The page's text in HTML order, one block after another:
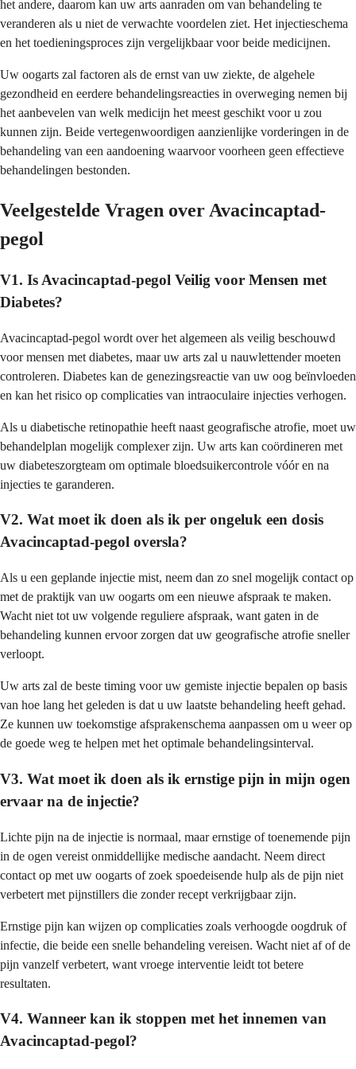
het andere, daarom kan uw arts aanraden om van behandeling te
veranderen als u niet de verwachte voordelen ziet. Het injectieschema
en het toedieningsproces zijn vergelijkbaar voor beide medicijnen.
Uw oogarts zal factoren als de ernst van uw ziekte, de algehele
gezondheid en eerdere behandelingsreacties in overweging nemen bij
het aanbevelen van welk medicijn het meest geschikt voor u zou
kunnen zijn. Beide vertegenwoordigen aanzienlijke vorderingen in de
behandeling van een aandoening waarvoor voorheen geen effectieve
behandelingen bestonden.
Veelgestelde Vragen over Avacincaptad-
pegol
V1. Is Avacincaptad-pegol Veilig voor Mensen met
Diabetes?
Avacincaptad-pegol wordt over het algemeen als veilig beschouwd
voor mensen met diabetes, maar uw arts zal u nauwlettender moeten
controleren. Diabetes kan de genezingsreactie van uw oog beïnvloeden
en kan het risico op complicaties van intraoculaire injecties verhogen.
Als u diabetische retinopathie heeft naast geografische atrofie, moet uw
behandelplan mogelijk complexer zijn. Uw arts kan coördineren met
uw diabeteszorgteam om optimale bloedsuikercontrole vóór en na
injecties te garanderen.
V2. Wat moet ik doen als ik per ongeluk een dosis
Avacincaptad-pegol oversla?
Als u een geplande injectie mist, neem dan zo snel mogelijk contact op
met de praktijk van uw oogarts om een nieuwe afspraak te maken.
Wacht niet tot uw volgende reguliere afspraak, want gaten in de
behandeling kunnen ervoor zorgen dat uw geografische atrofie sneller
verloopt.
Uw arts zal de beste timing voor uw gemiste injectie bepalen op basis
van hoe lang het geleden is dat u uw laatste behandeling heeft gehad.
Ze kunnen uw toekomstige afsprakenschema aanpassen om u weer op
de goede weg te helpen met het optimale behandelingsinterval.
V3. Wat moet ik doen als ik ernstige pijn in mijn ogen
ervaar na de injectie?
Lichte pijn na de injectie is normaal, maar ernstige of toenemende pijn
in de ogen vereist onmiddellijke medische aandacht. Neem direct
contact op met uw oogarts of zoek spoedeisende hulp als de pijn niet
verbetert met pijnstillers die zonder recept verkrijgbaar zijn.
Ernstige pijn kan wijzen op complicaties zoals verhoogde oogdruk of
infectie, die beide een snelle behandeling vereisen. Wacht niet af of de
pijn vanzelf verbetert, want vroege interventie leidt tot betere
resultaten.
V4. Wanneer kan ik stoppen met het innemen van
Avacincaptad-pegol?